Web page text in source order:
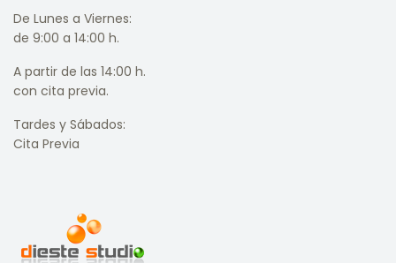
De Lunes a Viernes:
de 9:00 a 14:00 h.
A partir de las 14:00 h.
con cita previa.
Tardes y Sábados:
Cita Previa